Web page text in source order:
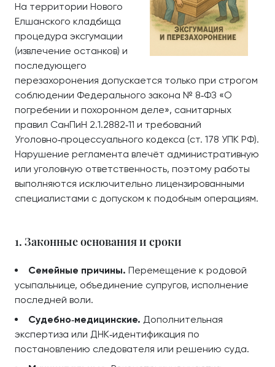
На территории Нового
Елшанского кладбища
процедура эксгумации
(извлечение останков) и
последующего
перезахоронения допускается только при строгом
соблюдении Федерального закона № 8‑ФЗ «О
погребении и похоронном деле», санитарных
правил СанПиН 2.1.2882‑11 и требований
Уголовно‑процессуального кодекса (ст. 178 УПК РФ).
Нарушение регламента влечёт административную
или уголовную ответственность, поэтому работы
выполняются исключительно лицензированными
специалистами с допуском к подобным операциям.
1. Законные основания и сроки
Семейные причины. Перемещение к родовой
усыпальнице, объединение супругов, исполнение
последней воли.
Судебно‑медицинские. Дополнительная
экспертиза или ДНК‑идентификация по
постановлению следователя или решению суда.